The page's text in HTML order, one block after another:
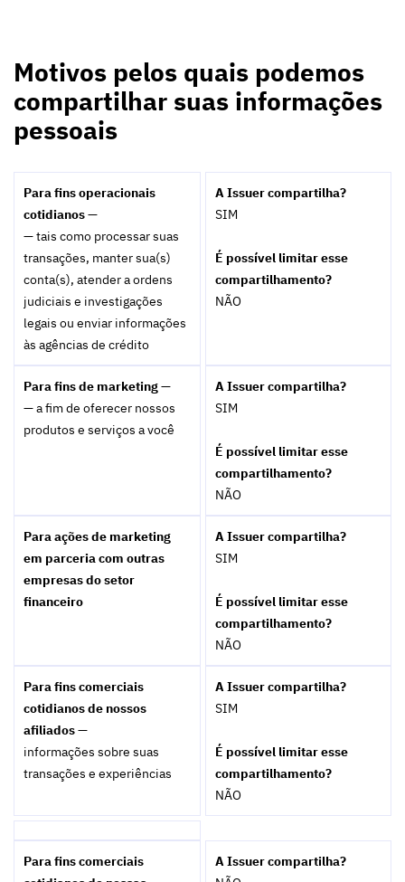
Motivos pelos quais podemos
compartilhar suas informações
pessoais
Para fins operacionais
cotidianos —
— tais como processar suas
transações, manter sua(s)
conta(s), atender a ordens
judiciais e investigações
legais ou enviar informações
às agências de crédito
A Issuer compartilha?
SIM
É possível limitar esse
compartilhamento?
NÃO
Para fins de marketing —
— a fim de oferecer nossos
produtos e serviços a você
A Issuer compartilha?
SIM
É possível limitar esse
compartilhamento?
NÃO
Para ações de marketing
em parceria com outras
empresas do setor
financeiro
A Issuer compartilha?
SIM
É possível limitar esse
compartilhamento?
NÃO
Para fins comerciais
cotidianos de nossos
afiliados —
informações sobre suas
transações e experiências
A Issuer compartilha?
SIM
É possível limitar esse
compartilhamento?
NÃO
Para fins comerciais
A Issuer compartilha?